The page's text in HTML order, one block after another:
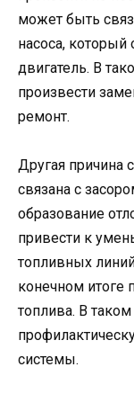
может быть
насоса, который
двигатель. В
произвести
ремонт.
Другая причина
связана с
образование
привести к
топливных
конечном итоге
топлива. В
системы.